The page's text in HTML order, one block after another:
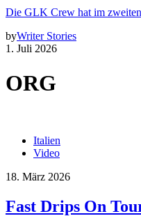
Die GLK Crew hat im
byWriter Stories
1. Juli 2026
ORG
Italien
Video
18. März 2026
Fast Drips On